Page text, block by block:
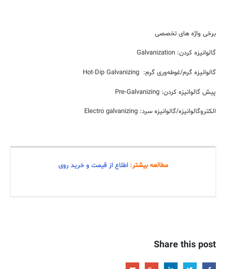
برخی واژه های تخصصی
گالوانیزه کردن: Galvanization
گالوانیزه گرم/غوطه‌وری گرم: Hot-Dip Galvanizing
پیش گالوانیزه کردن: Pre-Galvanizing
الکتروگالوانیزه/گالوانیزه سرد: Electro galvanizing
مطالعه بیشتر:اطلاع از قیمت و خرید روی
Share this post